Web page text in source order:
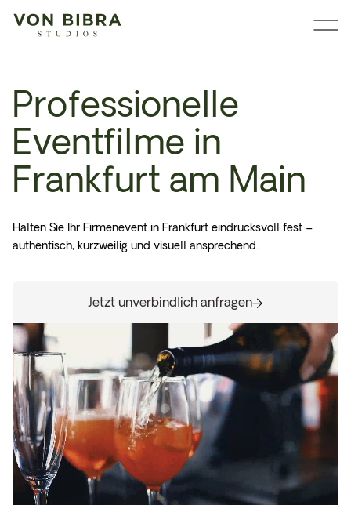
Professionelle
Eventfilme in
Frankfurt am Main
Halten Sie Ihr Firmenevent in Frankfurt eindrucksvoll fest –
authentisch, kurzweilig und visuell ansprechend.
Jetzt unverbindlich anfragen